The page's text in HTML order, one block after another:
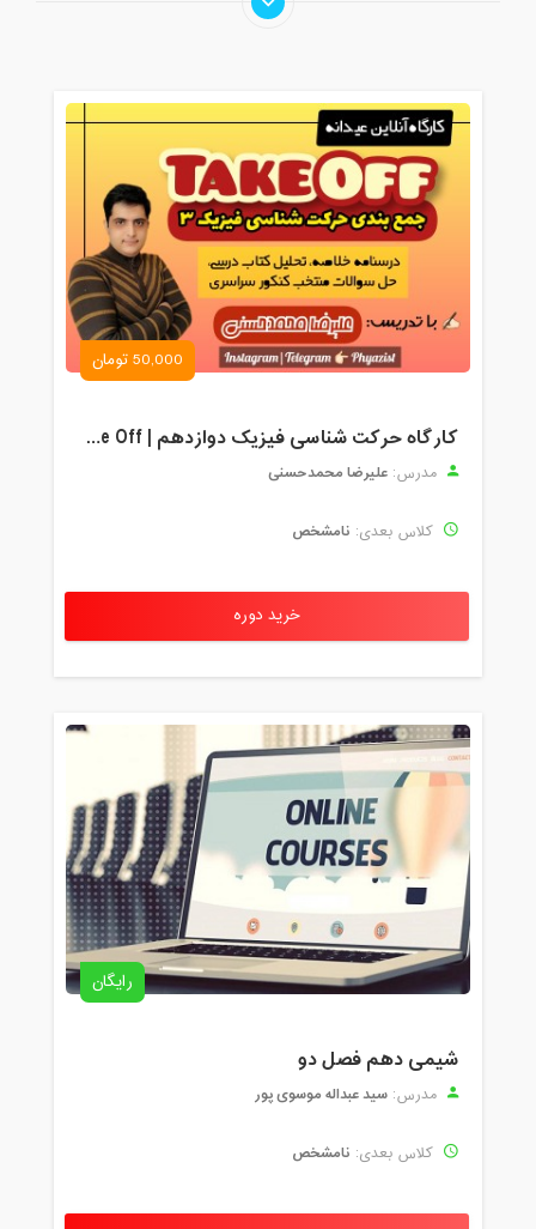
50,000 تومان
کارگاه حرکت شناسی فیزیک دوازدهم | Take Off
مدرس: علیرضا محمدحسنی
کلاس بعدی: نامشخص
خرید دوره
رایگان
شیمی دهم فصل دو
مدرس: سید عبداله موسوی پور
کلاس بعدی: نامشخص